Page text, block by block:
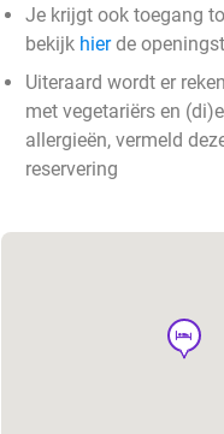
Je krijgt ook toegang
bekijk hierde
Uiteraard wordt er
met vegetariërs en
allergieën, vermeld
reservering
hotel